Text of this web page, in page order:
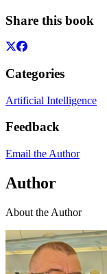
Share this book
Categories
Artificial Intelligence
Feedback
Email the Author
Author
About the Author